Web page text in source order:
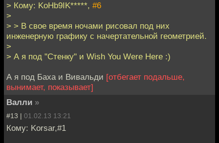
> Кому: KoHb9IK*****, #6
>
> > В свое время ночами рисовал под них
инженерную графику с начертательной геометрией.
>
> А я под "Стенку" и Wish You Were Here :)
А я под Баха и Вивальди [отбегает подальше,
вынимает, показывает]
Валли »
#13 | 01.02.13 13:21
Кому: Korsar,#1